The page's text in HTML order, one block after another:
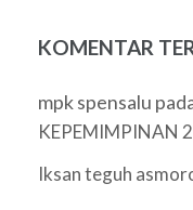
KOMENTAR
mpk spensalu
KEPEMIMPINAN
Iksan teguh